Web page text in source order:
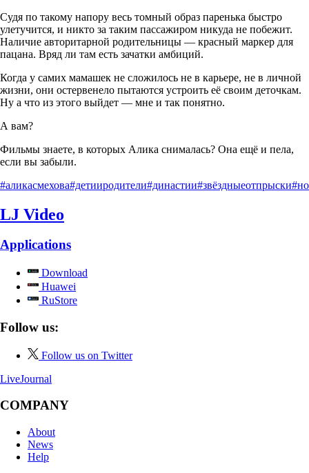
Судя по такому напору весь томный образ паренька быстро
улетучится, и никто за таким пассажиром никуда не побежит.
Наличие авторитарной родительницы — красный маркер для
пацана. Вряд ли там есть зачатки амбиций.
Когда у самих мамашек не сложилось не в карьере, не в личной
жизни, они остервенело пытаются устроить её своим деточкам.
Ну а что из этого выйдет — мне и так понятно.
А вам?
Фильмы знаете, в которых Алика снималась? Она ещё и пела,
если вы забыли.
#аликасмехова#детииродители#династии#звёздныеотпрыски
LJ Video
Applications
Download
Huawei
RuStore
Follow us:
Follow us on Twitter
LiveJournal
COMPANY
About
News
Help